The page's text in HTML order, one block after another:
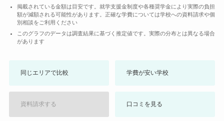
掲載されている金額は目安です。就学支援金制度や各種奨学金により実際の負担
額が減額される可能性があります。正確な学費については学校への資料請求や個
別相談をご利用ください
このグラフのデータは調査結果に基づく推定値です。実際の分布とは異なる場合
があります
同じエリアで比較 学費が安い学校
資料請求する 口コミを見る